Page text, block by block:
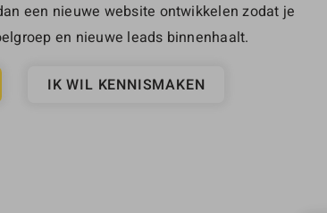
een nieuwe website ontwikkelen zodat je
en nieuwe leads binnenhaalt.
IK WIL KENNISMAKEN